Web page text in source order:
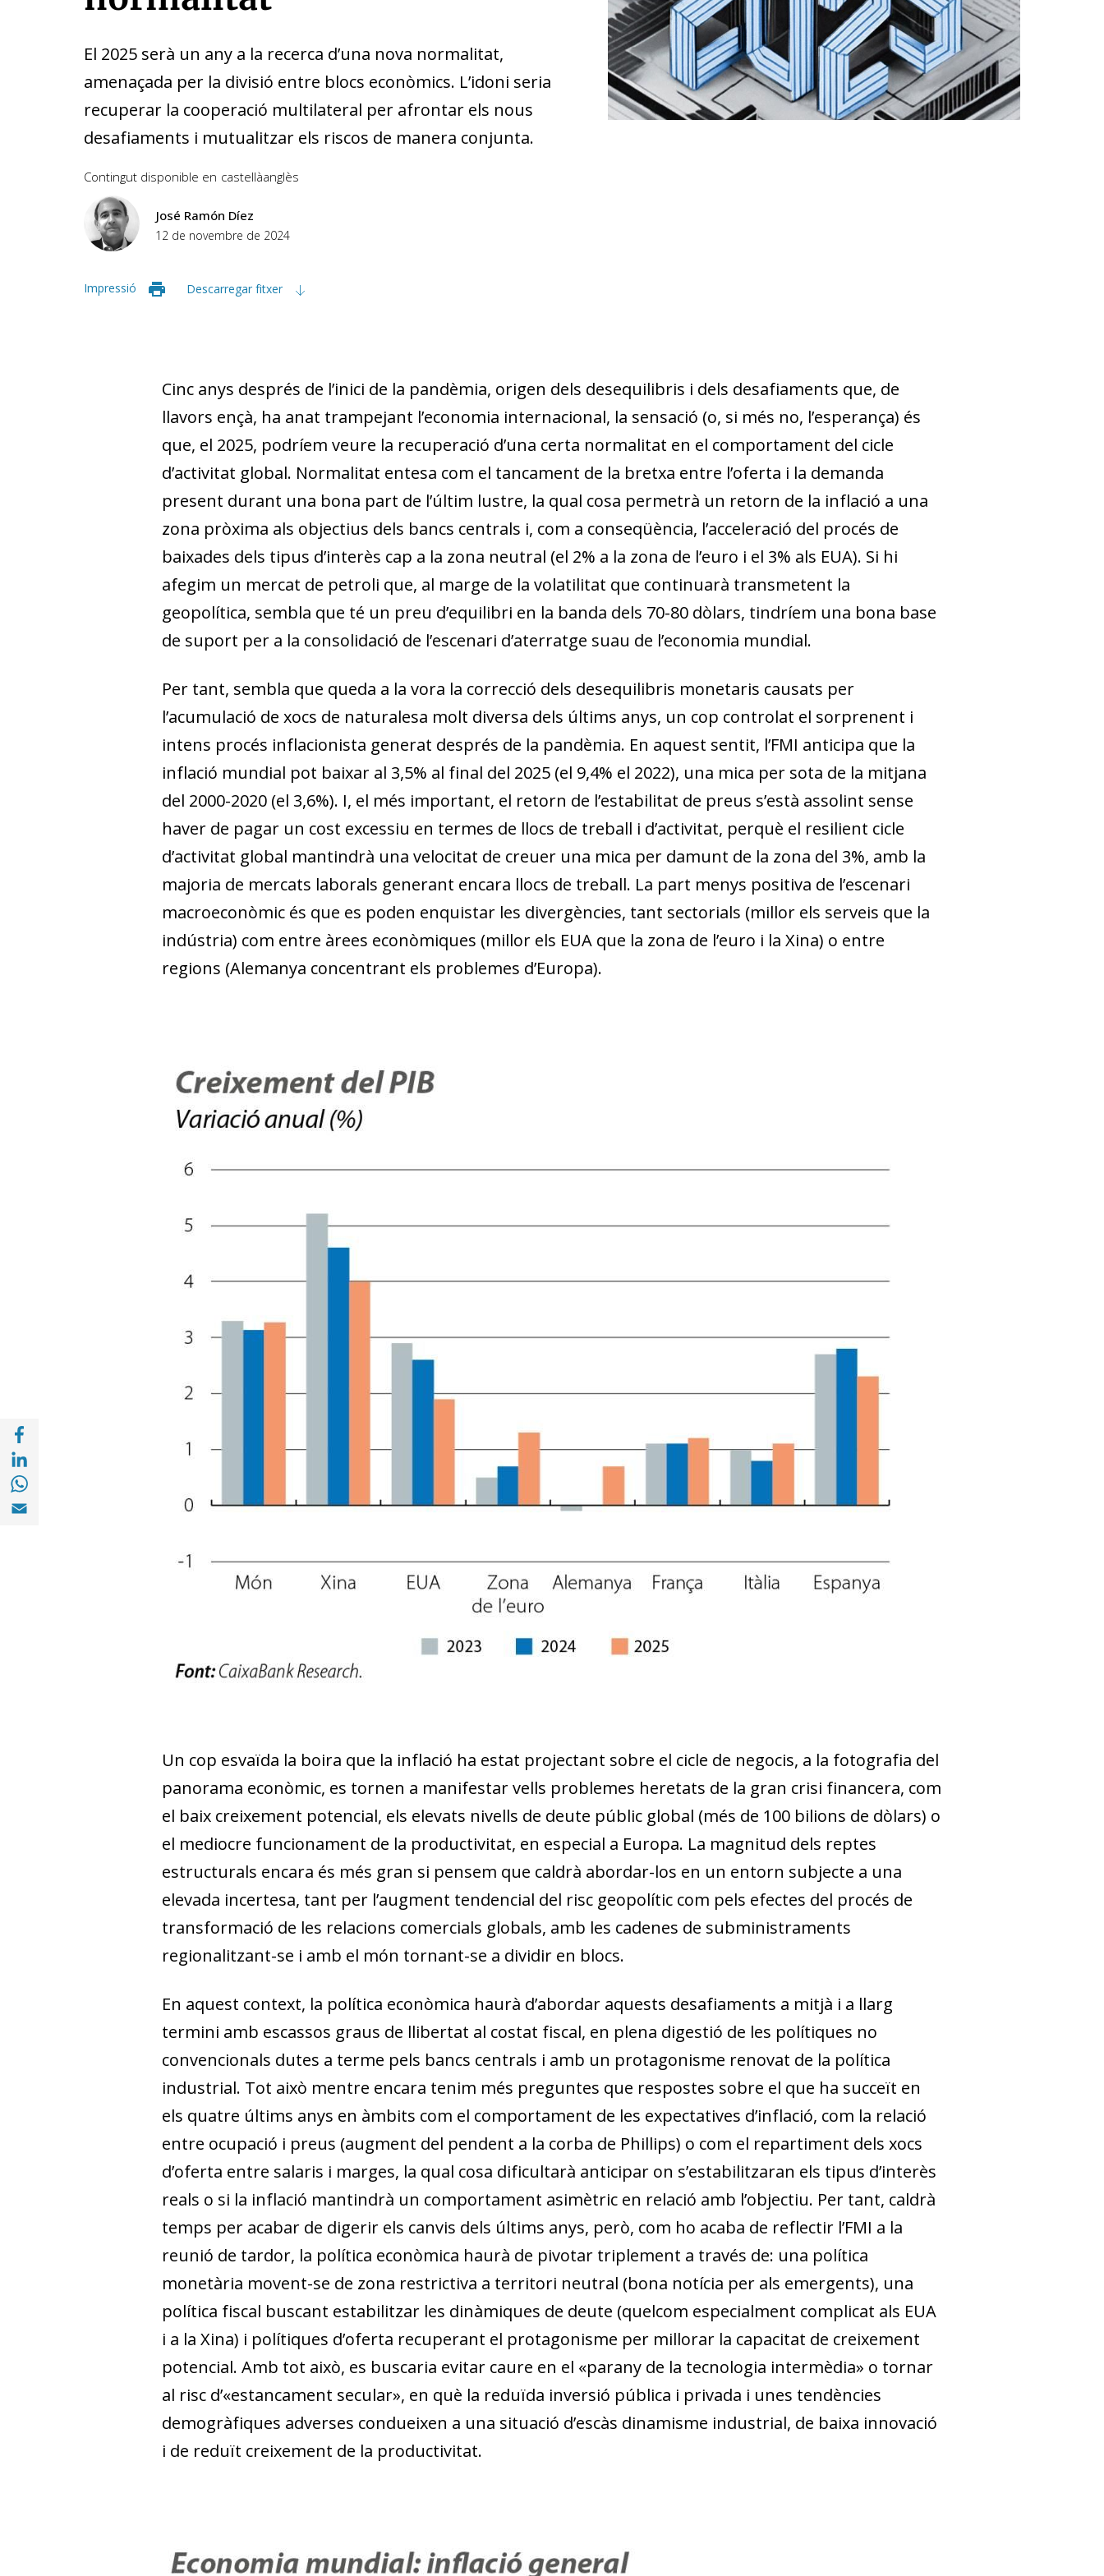
El 2025 serà un any a la recerca d’una nova normalitat,
amenaçada per la divisió entre blocs econòmics. L’idoni seria
recuperar la cooperació multilateral per afrontar els nous
desafiaments i mutualitzar els riscos de manera conjunta.
Contingut disponible en castellàanglès
José Ramón Díez
12 de novembre de 2024
Impressió Descarregar fitxer
Compartir a with Linkedin (opens in a new window)
Compartir a Email (opens in a new window)
Cinc anys després de l’inici de la pandèmia, origen dels desequilibris i dels desafiaments que, de
llavors ençà, ha anat trampejant l’economia internacional, la sensació (o, si més no, l’esperança) és
que, el 2025, podríem veure la recuperació d’una certa normalitat en el comportament del cicle
d’activitat global. Normalitat entesa com el tancament de la bretxa entre l’oferta i la demanda
present durant una bona part de l’últim lustre, la qual cosa permetrà un retorn de la inflació a una
zona pròxima als objectius dels bancs centrals i, com a conseqüència, l’acceleració del procés de
baixades dels tipus d’interès cap a la zona neutral (el 2% a la zona de l’euro i el 3% als EUA). Si hi
afegim un mercat de petroli que, al marge de la volatilitat que continuarà transmetent la
geopolítica, sembla que té un preu d’equilibri en la banda dels 70-80 dòlars, tindríem una bona base
de suport per a la consolidació de l’escenari d’aterratge suau de l’economia mundial.
Per tant, sembla que queda a la vora la correcció dels desequilibris monetaris causats per
l’acumulació de xocs de naturalesa molt diversa dels últims anys, un cop controlat el sorprenent i
intens procés inflacionista generat després de la pandèmia. En aquest sentit, l’FMI anticipa que la
inflació mundial pot baixar al 3,5% al final del 2025 (el 9,4% el 2022), una mica per sota de la mitjana
del 2000-2020 (el 3,6%). I, el més important, el retorn de l’estabilitat de preus s’està assolint sense
haver de pagar un cost excessiu en termes de llocs de treball i d’activitat, perquè el resilient cicle
d’activitat global mantindrà una velocitat de creuer una mica per damunt de la zona del 3%, amb la
majoria de mercats laborals generant encara llocs de treball. La part menys positiva de l’escenari
macroeconòmic és que es poden enquistar les divergències, tant sectorials (millor els serveis que la
indústria) com entre àrees econòmiques (millor els EUA que la zona de l’euro i la Xina) o entre
regions (Alemanya concentrant els problemes d’Europa).
Un cop esvaïda la boira que la inflació ha estat projectant sobre el cicle de negocis, a la fotografia del
panorama econòmic, es tornen a manifestar vells problemes heretats de la gran crisi financera, com
el baix creixement potencial, els elevats nivells de deute públic global (més de 100 bilions de dòlars) o
el mediocre funcionament de la productivitat, en especial a Europa. La magnitud dels reptes
estructurals encara és més gran si pensem que caldrà abordar-los en un entorn subjecte a una
elevada incertesa, tant per l’augment tendencial del risc geopolític com pels efectes del procés de
transformació de les relacions comercials globals, amb les cadenes de subministraments
regionalitzant-se i amb el món tornant-se a dividir en blocs.
En aquest context, la política econòmica haurà d’abordar aquests desafiaments a mitjà i a llarg
termini amb escassos graus de llibertat al costat fiscal, en plena digestió de les polítiques no
convencionals dutes a terme pels bancs centrals i amb un protagonisme renovat de la política
industrial. Tot això mentre encara tenim més preguntes que respostes sobre el que ha succeït en
els quatre últims anys en àmbits com el comportament de les expectatives d’inflació, com la relació
entre ocupació i preus (augment del pendent a la corba de Phillips) o com el repartiment dels xocs
d’oferta entre salaris i marges, la qual cosa dificultarà anticipar on s’estabilitzaran els tipus d’interès
reals o si la inflació mantindrà un comportament asimètric en relació amb l’objectiu. Per tant, caldrà
temps per acabar de digerir els canvis dels últims anys, però, com ho acaba de reflectir l’FMI a la
reunió de tardor, la política econòmica haurà de pivotar triplement a través de: una política
monetària movent-se de zona restrictiva a territori neutral (bona notícia per als emergents), una
política fiscal buscant estabilitzar les dinàmiques de deute (quelcom especialment complicat als EUA
i a la Xina) i polítiques d’oferta recuperant el protagonisme per millorar la capacitat de creixement
potencial. Amb tot això, es buscaria evitar caure en el «parany de la tecnologia intermèdia» o tornar
al risc d’«estancament secular», en què la reduïda inversió pública i privada i unes tendències
demogràfiques adverses con­­dueixen a una situació d’escàs dinamisme industrial, de baixa innovació
i de reduït creixement de la productivitat.